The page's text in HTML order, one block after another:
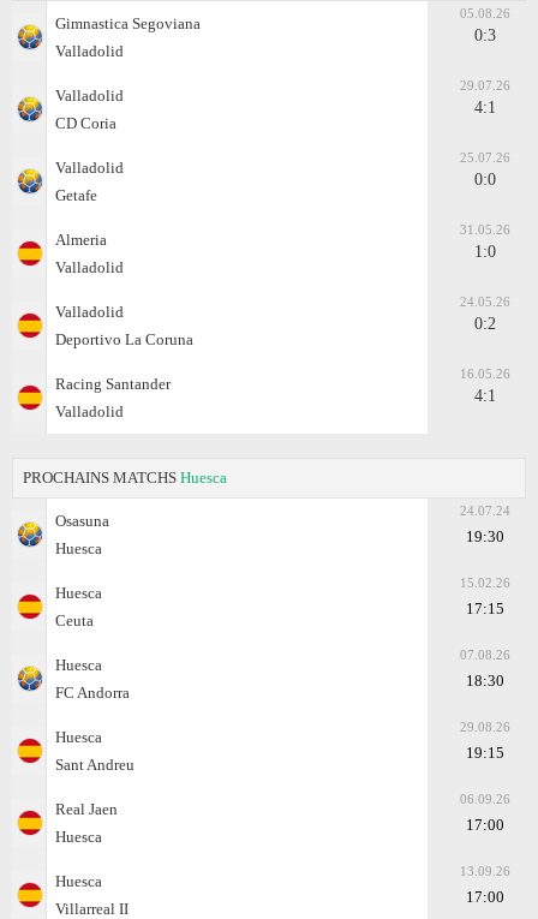
Gimnastica Segoviana
Valladolid
05.08.26
0:3
Valladolid
CD Coria
29.07.26
4:1
Valladolid
Getafe
25.07.26
0:0
Almeria
Valladolid
31.05.26
1:0
Valladolid
Deportivo La Coruna
24.05.26
0:2
Racing Santander
Valladolid
16.05.26
4:1
PROCHAINS MATCHS Huesca
Osasuna
Huesca
24.07.24
19:30
Huesca
Ceuta
15.02.26
17:15
Huesca
FC Andorra
07.08.26
18:30
Huesca
Sant Andreu
29.08.26
19:15
Real Jaen
Huesca
06.09.26
17:00
Huesca
Villarreal II
13.09.26
17:00